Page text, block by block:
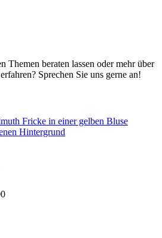
Themen beraten lassen oder mehr über
Sprechen Sie uns gerne an!